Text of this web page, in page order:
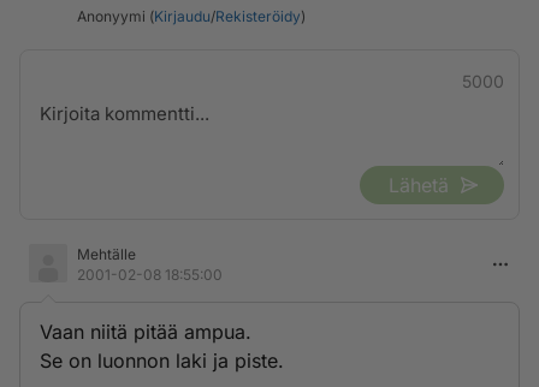
Anonyymi (Kirjaudu/Rekisteröidy)
5000
Lähetä
Mehtälle
2001-02-08 18:55:00
Vaan niitä pitää ampua.
Se on luonnon laki ja piste.